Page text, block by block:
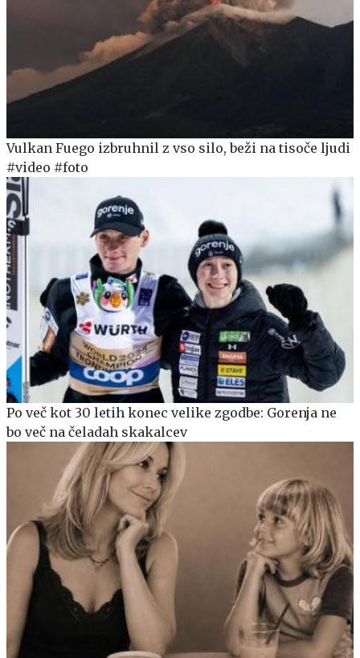
Vulkan Fuego izbruhnil z vso silo, beži na tisoče ljudi
#video #foto
Po več kot 30 letih konec velike zgodbe: Gorenja ne
bo več na čeladah skakalcev